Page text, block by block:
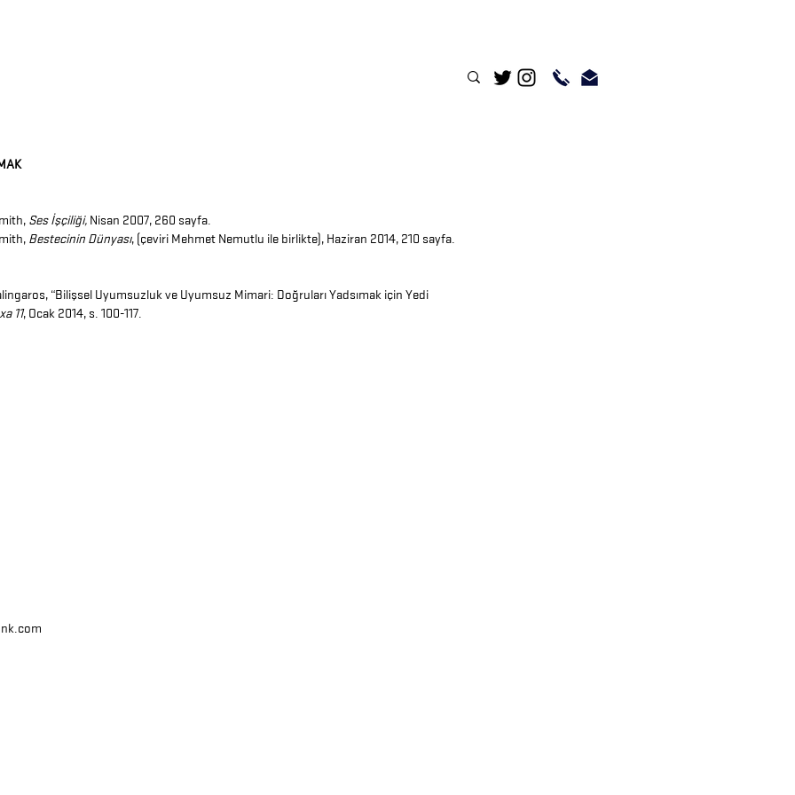
Ses İşçiliği, Nisan 2007, 260 sayfa.
Bestecinin Dünyası, (çeviri Mehmet Nemutlu ile birlikte), Haziran 2014, 210 sayfa.
“Bilişsel Uyumsuzluk ve Uyumsuz Mimari: Doğruları Yadsımak için Yedi
11, Ocak 2014, s. 100-117.